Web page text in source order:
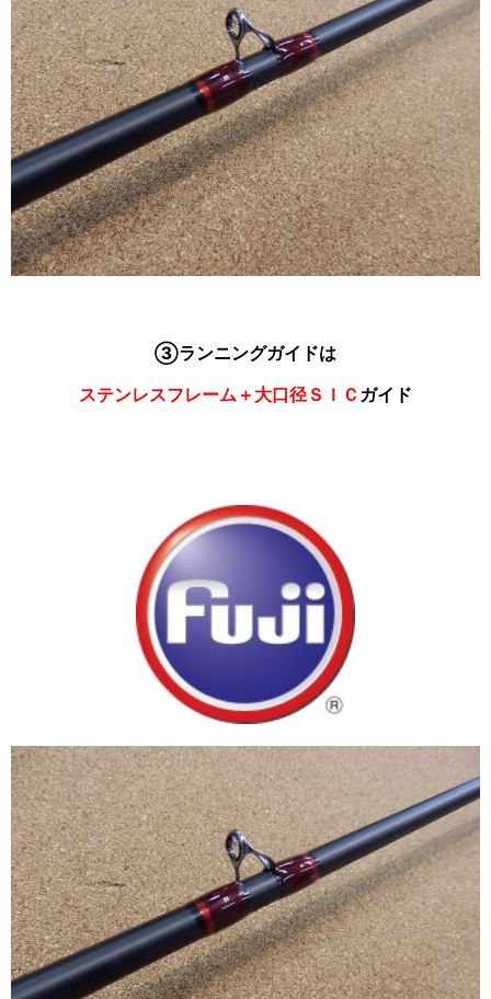
③ランニングガイドは
ステンレスフレーム＋大口径ＳＩＣ ガイド